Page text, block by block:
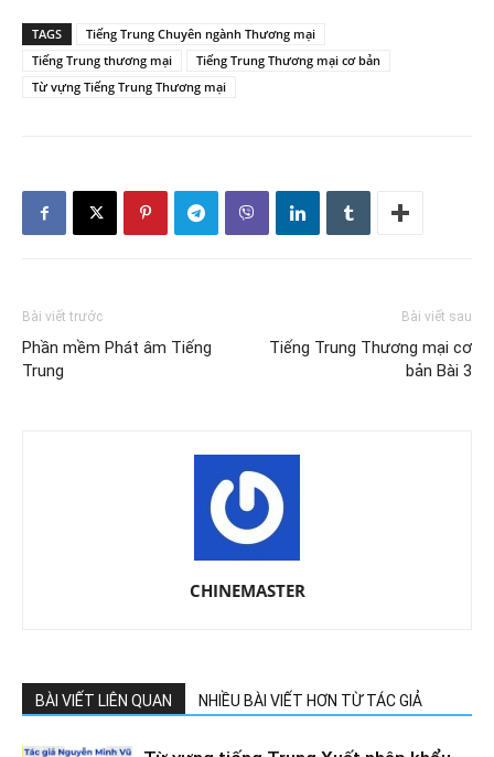
TAGS
Tiếng Trung Chuyên ngành Thương mại
Tiếng Trung thương mại
Tiếng Trung Thương mại cơ bản
Từ vựng Tiếng Trung Thương mại
Bài viết trước
Phần mềm Phát âm Tiếng
Trung
Bài viết sau
Tiếng Trung Thương mại cơ
bản Bài 3
CHINEMASTER
BÀI VIẾT LIÊN QUAN NHIỀU BÀI VIẾT HƠN TỪ TÁC GIẢ